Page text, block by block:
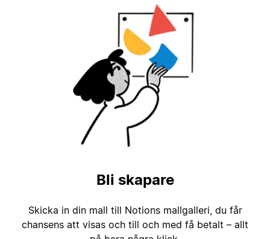
Bli skapare
Skicka in din mall till Notions mallgalleri, du får
chansens att visas och till och med få betalt – allt